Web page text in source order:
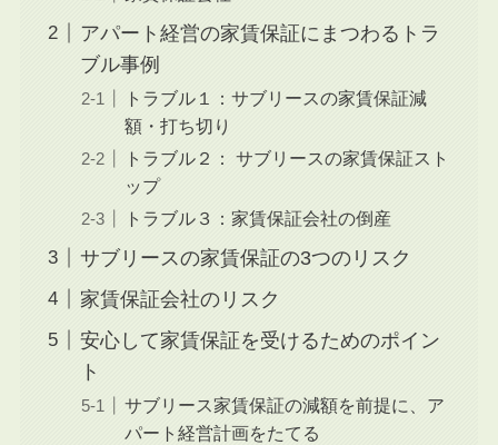
アパート経営の家賃保証にまつわるトラ
ブル事例
トラブル１：サブリースの家賃保証減
額・打ち切り
トラブル２： サブリースの家賃保証スト
ップ
トラブル３：家賃保証会社の倒産
サブリースの家賃保証の3つのリスク
家賃保証会社のリスク
安心して家賃保証を受けるためのポイン
ト
サブリース家賃保証の減額を前提に、ア
パート経営計画をたてる